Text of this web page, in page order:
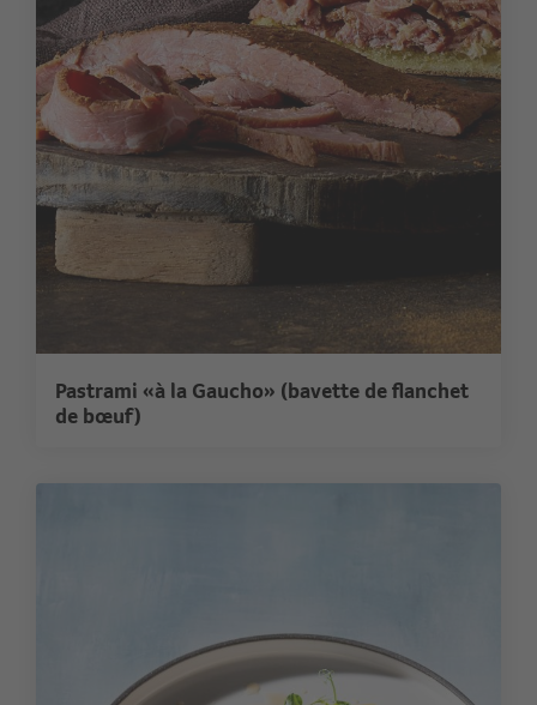
Pastrami «à la Gaucho» (bavette de flanchet
de bœuf)